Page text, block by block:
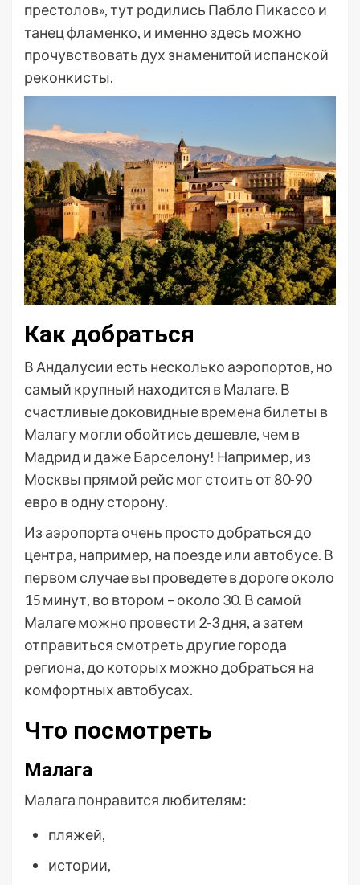
престолов», тут родились Пабло Пикассо и
танец фламенко, и именно здесь можно
прочувствовать дух знаменитой испанской
реконкисты.
Как добраться
В Андалусии есть несколько аэропортов, но
самый крупный находится в Малаге. В
счастливые доковидные времена билеты в
Малагу могли обойтись дешевле, чем в
Мадрид и даже Барселону! Например, из
Москвы прямой рейс мог стоить от 80-90
евро в одну сторону.
Из аэропорта очень просто добраться до
центра, например, на поезде или автобусе. В
первом случае вы проведете в дороге около
15 минут, во втором – около 30. В самой
Малаге можно провести 2-3 дня, а затем
отправиться смотреть другие города
региона, до которых можно добраться на
комфортных автобусах.
Что посмотреть
Малага
Малага понравится любителям:
пляжей,
истории,